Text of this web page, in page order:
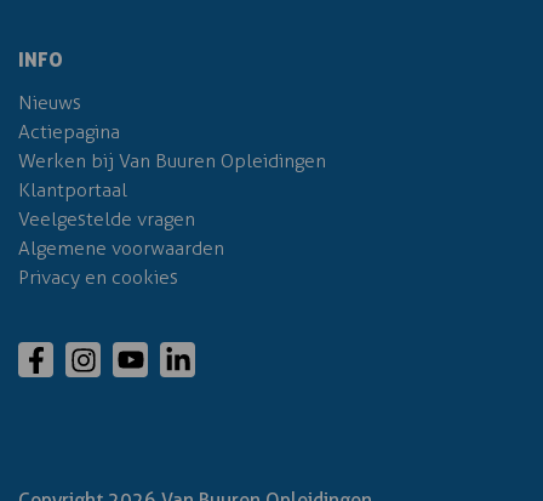
INFO
Nieuws
Actiepagina
Werken bij Van Buuren Opleidingen
Klantportaal
Veelgestelde vragen
Algemene voorwaarden
Privacy en cookies